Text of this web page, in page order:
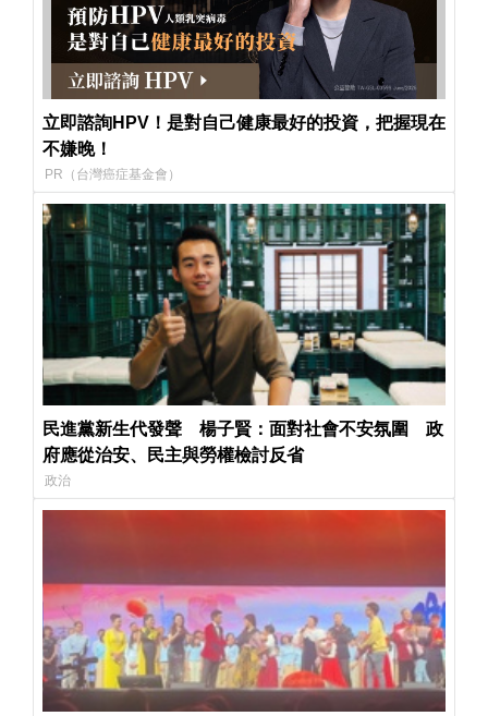
立即諮詢HPV！是對自己健康最好的投資，把握現在
不嫌晚！
PR（台灣癌症基金會）
民進黨新生代發聲 楊子賢：面對社會不安氛圍 政
府應從治安、民主與勞權檢討反省
政治